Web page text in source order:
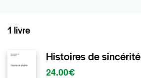
1 livre
Histoires de sincérité
24.00€